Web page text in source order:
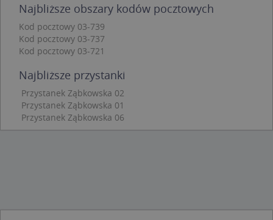
Najbliższe obszary kodów pocztowych
Kod pocztowy 03-739
Kod pocztowy 03-737
Kod pocztowy 03-721
Najbliższe przystanki
Przystanek Ząbkowska 02
Przystanek Ząbkowska 01
Przystanek Ząbkowska 06
Niezbędne pliki cookie umożliwiają korzystanie z
jak logowanie użytkownika i zarządzanie kontem.
Bez niezbędnych plików cookie nie można
prawidłowo korzystać ze strony internetowej.
Nazwa
APPSESSID
CookieScriptConsent